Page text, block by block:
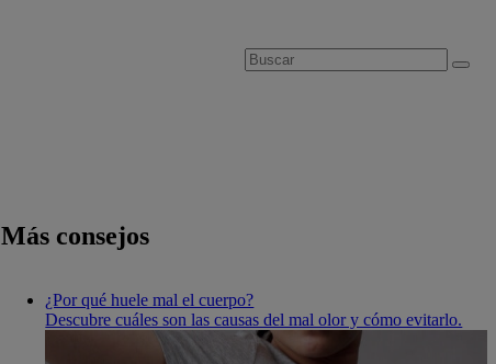
Más consejos
¿Por qué huele mal el cuerpo?
Descubre cuáles son las causas del mal olor y cómo evitarlo.